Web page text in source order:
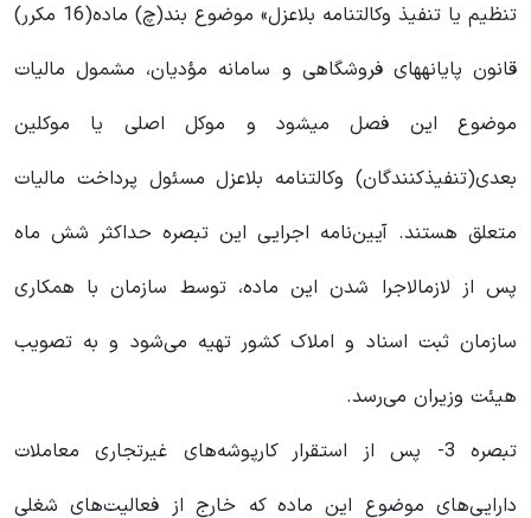
تنظیم یا تنفیذ وکالتنامه بلاعزل» موضوع بند(چ) ماده(16 مکرر)
قانون پایانه‎های فروشگاهی و سامانه مؤدیان، مشمول مالیات
موضوع این فصل می‎‎شود و موکل اصلی یا موکلین
بعدی(تنفیذکنندگان) وکالتنامه بلاعزل مسئول پرداخت مالیات
متعلق هستند. آیین‌نامه اجرایی این تبصره حداکثر شش ماه
پس از لازم‎الاجرا شدن این ماده، توسط سازمان با همکاری
سازمان ثبت اسناد و املاک کشور تهیه می‌شود و به تصویب
هیئت وزیران می‌رسد.
تبصره 3- پس از استقرار کارپوشه‌های غیرتجاری معاملات
دارایی‌های موضوع این ماده که خارج از فعالیت‌های شغلی